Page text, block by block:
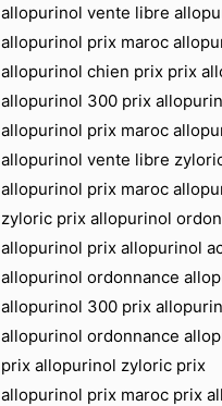
allopurinol vente libre
allopurinol prix maroc
allopurinol chien prix prix
allopurinol 300 prix
allopurinol prix maroc
allopurinol vente libre
allopurinol prix maroc
zyloric prix allopurinol
allopurinol prix allopurinol
allopurinol ordonnance
allopurinol 300 prix
allopurinol ordonnance
prix allopurinol zyloric prix
allopurinol prix maroc prix